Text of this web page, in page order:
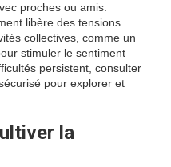
proches ou amis.
libère des tensions
collectives, comme un
stimuler le sentiment
persistent, consulter
pour explorer et
la